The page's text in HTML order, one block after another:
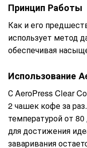
Принцип Работы
Как и его
использует метод
обеспечивая
Использование
С AeroPress Clear
2 чашек кофе за
температурой от
для достижения
заваривания